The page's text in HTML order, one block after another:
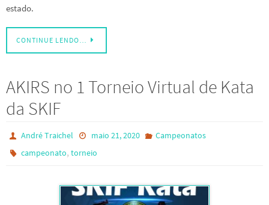
estado.
CONTINUE LENDO…
AKIRS no 1 Torneio Virtual de Kata
da SKIF
André Traichel maio 21, 2020
Campeonatos
campeonato,torneio